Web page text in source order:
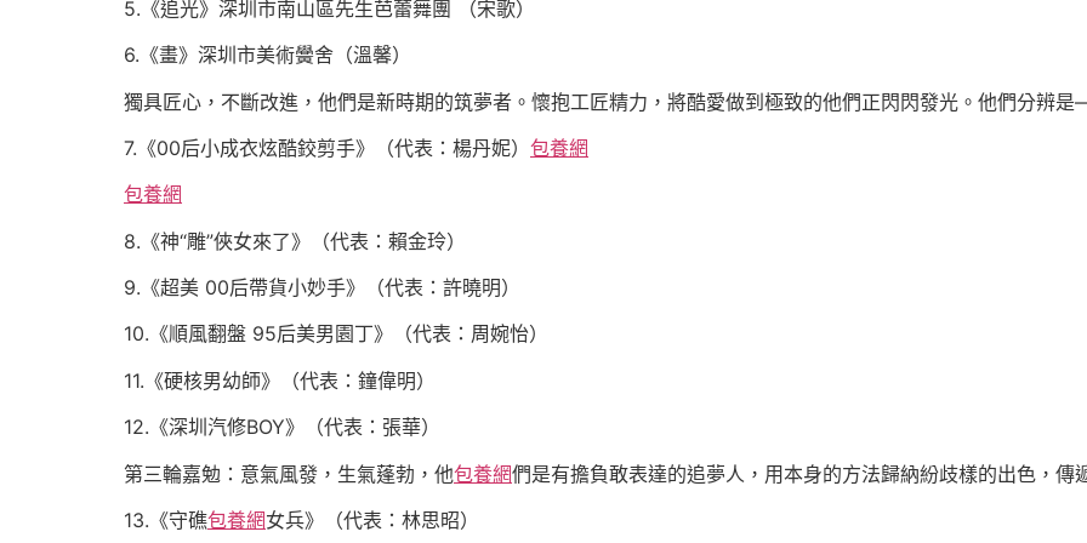
5.《追光》深圳市南山區先生芭蕾舞團 （宋歌）
6.《畫》深圳市美術黌舍（溫馨）
獨具匠心，不斷改進，他們是新時期的筑夢者。懷抱工匠精力，將酷愛做到極致的他們正閃閃發光。他們分辨
7.《00后小成衣炫酷鉸剪手》（代表：楊丹妮） 包養網
包養網
8.《神“雕”俠女來了》（代表：賴金玲）
9.《超美 00后帶貨小妙手》（代表：許曉明）
10.《順風翻盤 95后美男園丁》（代表：周婉怡）
11.《硬核男幼師》（代表：鐘偉明）
12.《深圳汽修BOY》（代表：張華）
第三輪嘉勉：意氣風發，生氣蓬勃，他包養網們是有擔負敢表達的追夢人，用本身的方法歸納紛歧樣的出色，
13.《守礁包養網女兵》（代表：林思昭）